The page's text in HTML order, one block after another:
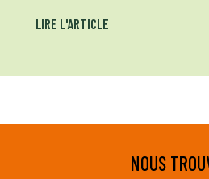
LIRE L'ARTICLE
NOUS